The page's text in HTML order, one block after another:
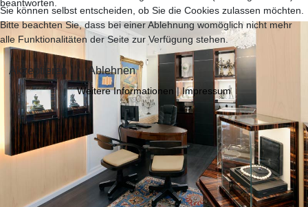
beantworten.
Sie können selbst entscheiden, ob Sie die Cookies zulassen möchten.
Bitte beachten Sie, dass bei einer Ablehnung womöglich nicht mehr
alle Funktionalitäten der Seite zur Verfügung stehen.
Akzeptieren Ablehnen
Weitere Informationen |Impressum